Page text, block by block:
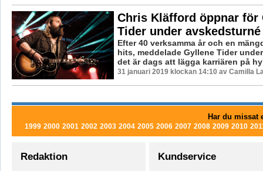
Chris Kläfford öppnar för
Tider under avskedsturné
Efter 40 verksamma år och en
hits, meddelade Gyllene Tider
det är dags att lägga karriären på
31 januari 2019 klockan 14:10 av Camilla
Har du missat
1999 2000 2001 2002 2003 2004 2005 2006 2007 2008 2009 2010
Redaktion Kundservice